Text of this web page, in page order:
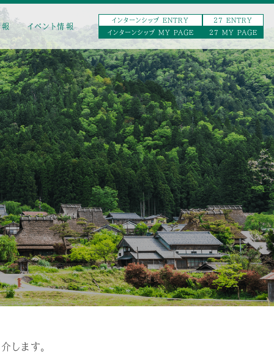
報 イベント情報
インターンシップ ENTRY
27 ENTRY
インターンシップ MY PAGE
27 MY PAGE
します。